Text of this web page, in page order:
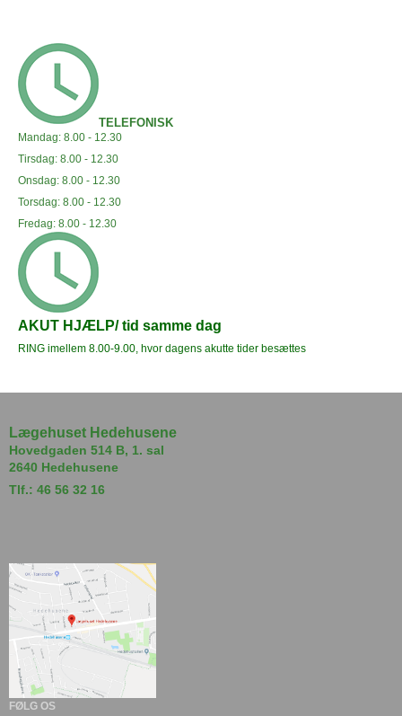
TELEFONISK
Mandag: 8.00 - 12.30
Tirsdag: 8.00 - 12.30
Onsdag: 8.00 - 12.30
Torsdag: 8.00 - 12.30
Fredag: 8.00 - 12.30
AKUT HJÆLP/ tid samme dag
RING imellem 8.00-9.00, hvor dagens akutte tider besættes
Lægehuset Hedehusene
Hovedgaden 514 B, 1. sal
2640 Hedehusene
Tlf.: 46 56 32 16
FØLG OS